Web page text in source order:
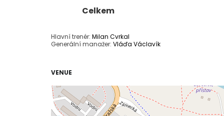
Celkem
Hlavní trenér: Milan Cvrkal
Generální manažer: Vláďa Václavík
VENUE